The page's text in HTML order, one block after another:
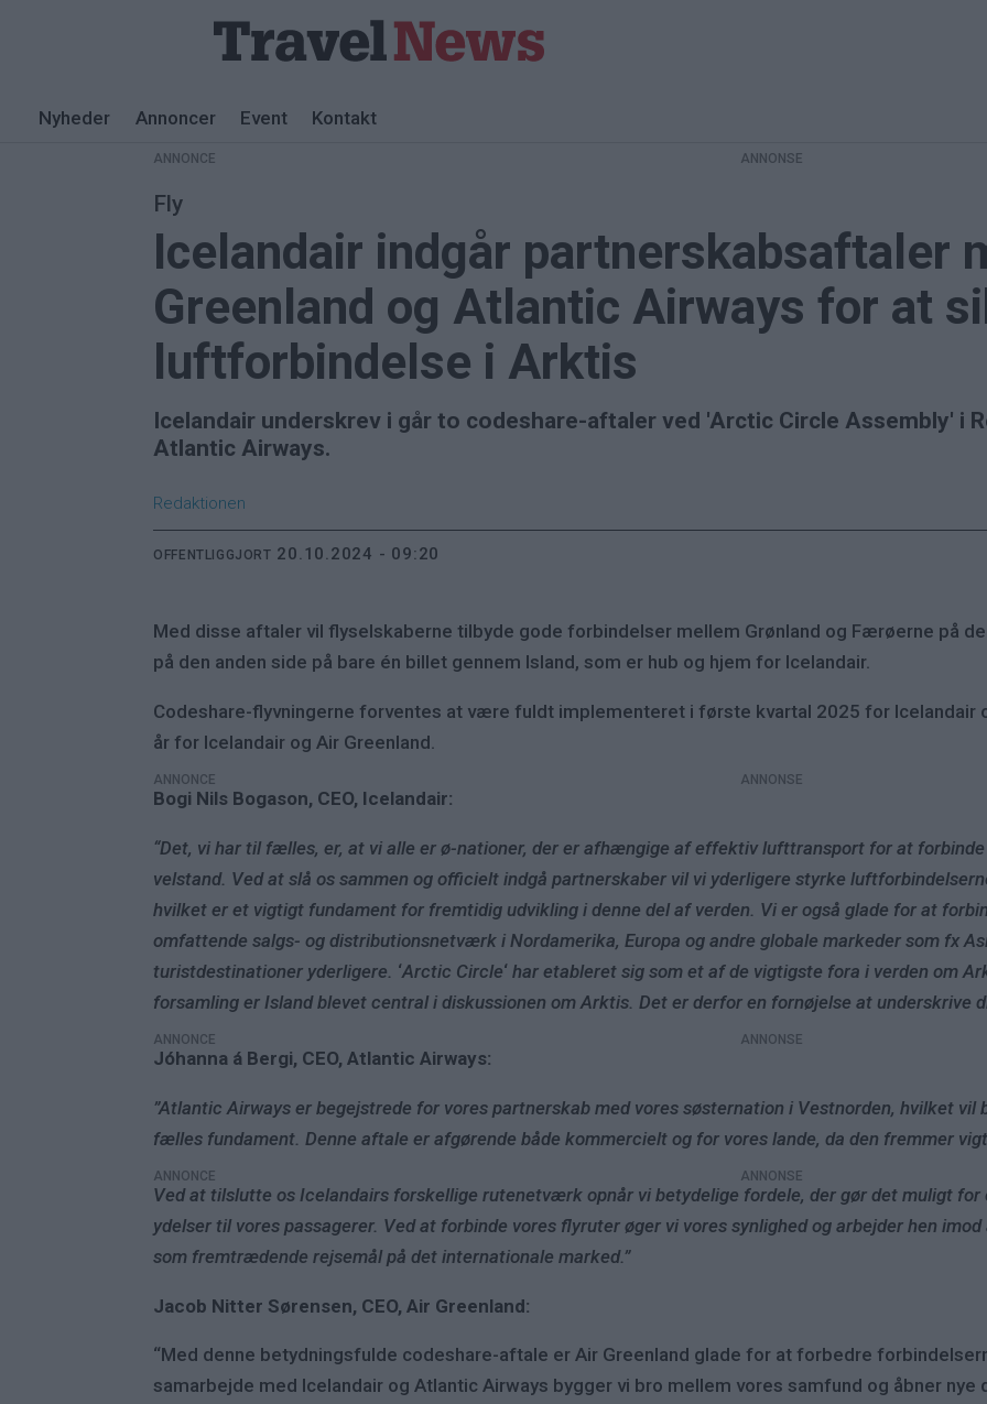
Nyheder Annoncer Event Kontakt
ANNONCE
Fly
Icelandair indgår partnerskabsaftaler
Greenland og Atlantic Airways for at
luftforbindelse i Arktis
Icelandair underskrev i går to codeshare-aftaler ved 'Arctic Circle Assembly' i
Atlantic Airways.
Redaktionen
OFFENTLIGGJORT 20.10.2024 - 09:20
Med disse aftaler vil flyselskaberne tilbyde gode forbindelser mellem Grønland og Færøerne på
på den anden side på bare én billet gennem Island, som er hub og hjem for Icelandair.
Codeshare-flyvningerne forventes at være fuldt implementeret i første kvartal 2025 for Icelandair
år for Icelandair og Air Greenland.
ANNONCE
Bogi Nils Bogason, CEO, Icelandair:
“Det, vi har til fælles, er, at vi alle er ø-nationer, der er afhængige af effektiv lufttransport for at
velstand. Ved at slå os sammen og officielt indgå partnerskaber vil vi yderligere styrke
hvilket er et vigtigt fundament for fremtidig udvikling i denne del af verden. Vi er også glade for at
omfattende salgs- og distributionsnetværk i Nordamerika, Europa og andre globale markeder som fx
turistdestinationer yderligere. ‘Arctic Circle‘ har etableret sig som et af de vigtigste fora i verden om
forsamling er Island blevet central i diskussionen om Arktis. Det er derfor en fornøjelse at underskrive
ANNONCE
Jóhanna á Bergi, CEO, Atlantic Airways:
”Atlantic Airways er begejstrede for vores partnerskab med vores søsternation i Vestnorden, hvilket
fælles fundament. Denne aftale er afgørende både kommercielt og for vores lande, da den fremmer
ANNONCE
Ved at tilslutte os Icelandairs forskellige rutenetværk opnår vi betydelige fordele, der gør det muligt for
ydelser til vores passagerer. Ved at forbinde vores flyruter øger vi vores synlighed og arbejder hen
som fremtrædende rejsemål på det internationale marked.”
Jacob Nitter Sørensen, CEO, Air Greenland:
“Med denne betydningsfulde codeshare-aftale er Air Greenland glade for at forbedre
samarbejde med Icelandair og Atlantic Airways bygger vi bro mellem vores samfund og åbner